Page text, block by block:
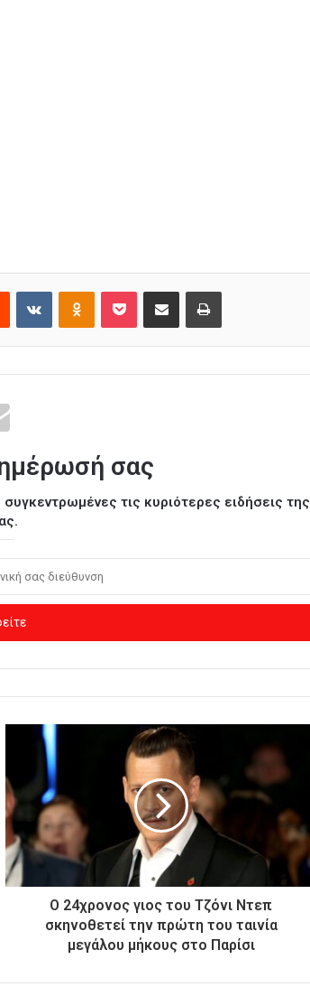
σας
τις κυριότερες ειδήσεις της
Ο 24χρονος γιος του Τζόνι Ντεπ
σκηνοθετεί την πρώτη του ταινία
μεγάλου μήκους στο Παρίσι